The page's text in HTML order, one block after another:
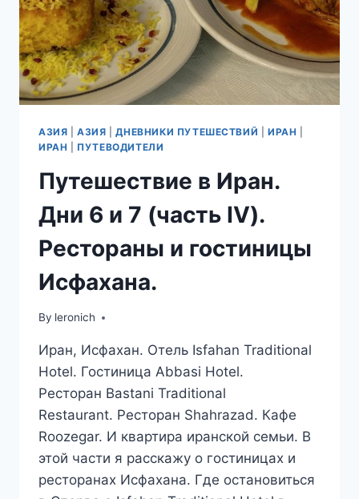
АЗИЯ |АЗИЯ |ДНЕВНИКИ ПУТЕШЕСТВИЙ |ИРАН
ИРАН
ПУТЕВОДИТЕЛИ
Путешествие в Иран.
Дни 6 и 7 (часть IV).
Рестораны и гостиницы
Исфахана.
By leronich
Иран, Исфахан. Отель Isfahan Traditional
Hotel. Гостиница Abbasi Hotel.
Ресторан Bastani Traditional
Restaurant. Ресторан Shahrazad. Кафе
Roozegar. И квартира иранской семьи. В
этой части я расскажу о гостиницах и
ресторанах Исфахана. Где остановиться